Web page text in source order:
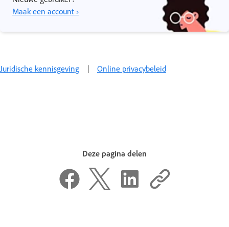
Maak een account ›
Juridische kennisgeving | Online privacybeleid
Deze pagina delen